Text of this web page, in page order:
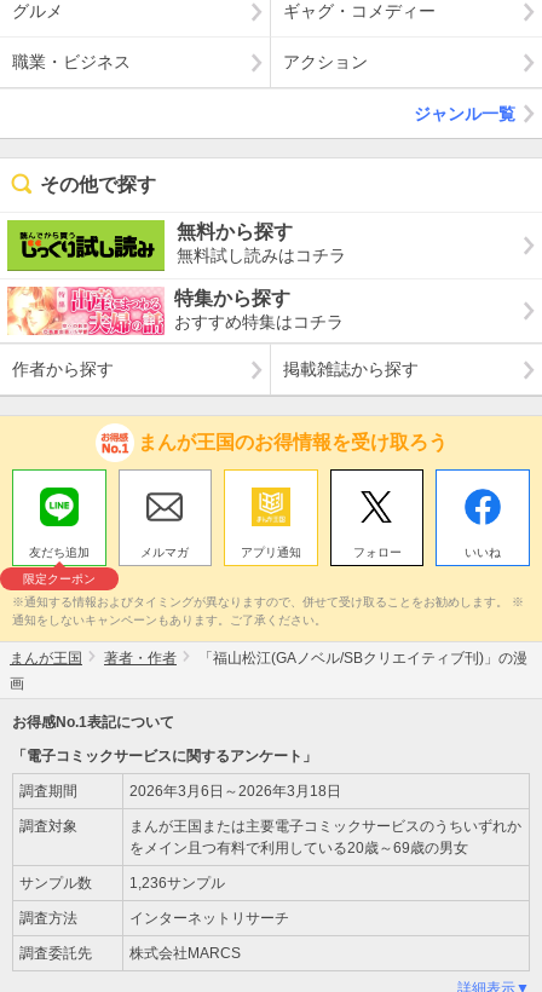
グルメ ギャグ・コメディー
職業・ビジネス アクション
ジャンル一覧
その他で探す
無料から探す
無料試し読みはコチラ
特集から探す
おすすめ特集はコチラ
作者から探す 掲載雑誌から探す
まんが王国のお得情報を受け取ろう
友だち追加
限定クーポン
メルマガ アプリ通知 フォロー いいね
※通知する情報およびタイミングが異なりますので、併せて受け取ることをお勧めします。 ※
通知をしないキャンペーンもあります。ご了承ください。
まんが王国 著者・作者
「福山松江(GAノベル/SBクリエイティブ刊)」の漫
画
お得感No.1表記について
「電子コミックサービスに関するアンケート」
調査期間 2026年3月6日～2026年3月18日
調査対象
まんが王国または主要電子コミックサービスのうちいずれか
をメイン且つ有料で利用している20歳～69歳の男女
サンプル数 1,236サンプル
調査方法 インターネットリサーチ
調査委託先 株式会社MARCS
詳細表示▼